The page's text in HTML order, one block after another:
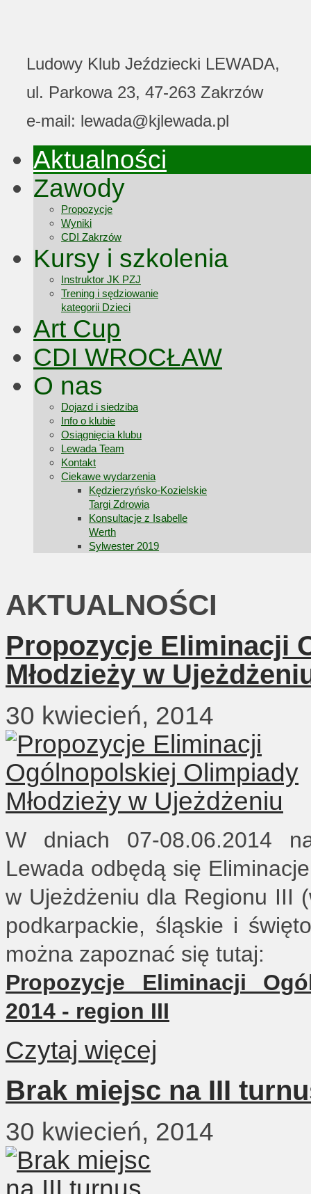
Ludowy Klub Jeździecki LEWADA,
ul. Parkowa 23, 47-263 Zakrzów
e-mail: lewada@kjlewada.pl
Aktualności
Zawody
Propozycje
Wyniki
CDI Zakrzów
Kursy i szkolenia
Instruktor JK PZJ
Trening i sędziowanie
kategorii Dzieci
Art Cup
CDI WROCŁAW
O nas
Dojazd i siedziba
Info o klubie
Osiągnięcia klubu
Lewada Team
Kontakt
Ciekawe wydarzenia
Kędzierzyńsko-Kozielskie
Targi Zdrowia
Konsultacje z Isabelle
Werth
Sylwester 2019
AKTUALNOŚCI
Propozycje Eliminacji
Młodzieży w
30 kwiecień, 2014
W dniach 07-08.06.2014
Lewada odbędą się
w Ujeżdżeniu dla Regionu III
podkarpackie, śląskie i
można zapoznać się tutaj:
Propozycje Eliminacji
2014 - region III
Czytaj więcej
Brak miejsc na III
30 kwiecień, 2014